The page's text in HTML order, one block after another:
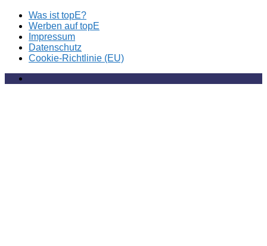
Was ist topE?
Werben auf topE
Impressum
Datenschutz
Cookie-Richtlinie (EU)